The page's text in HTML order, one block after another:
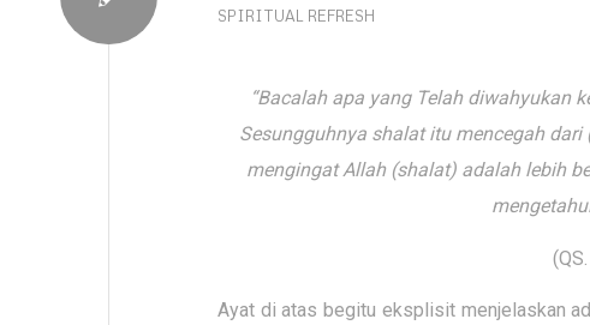
SPIRITUAL REFRESH
“Bacalah apa yang Telah diwahyukan
Sesungguhnya shalat itu mencegah
mengingat Allah (shalat) adalah lebih
Ayat di atas begitu eksplisit menjelaskan